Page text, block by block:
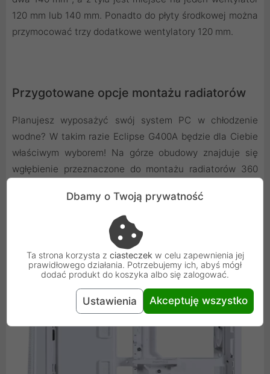
120 mm lub 140 mm. Ponadto do płyty środkowej można
przymocować trzy dodatkowe wentylatory 120 mm.
Przygotowane opcje montażu radiatorów
Planujesz wyposażyć swój system PC w chłodzenie
wodne? W takim razie Eclipse G400A będzie dla Ciebie
właściwym wyborem! Na górze obudowy znajduje się
wgłębienie przeznaczone do montażu radiatorów 360
mm, jeśli chcesz zastosować mały system chłodzenia
wodą AiO na przykład do chłodzenia procesora.
Dbamy o Twoją prywatność
Ta strona korzysta z ciasteczek w celu zapewnienia jej
prawidłowego działania. Potrzebujemy ich, abyś mógł
dodać produkt do koszyka albo się zalogować.
Ustawienia Akceptuję wszystko